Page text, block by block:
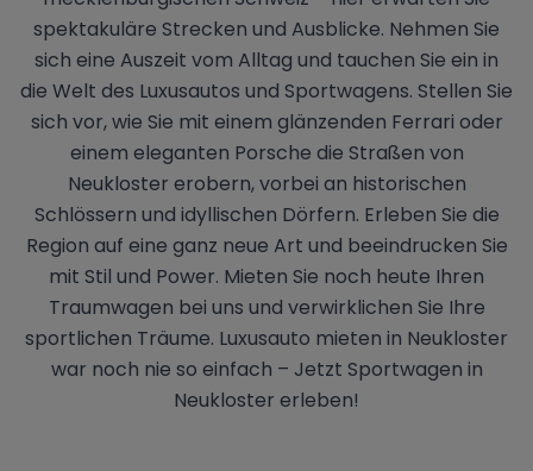
spektakuläre Strecken und Ausblicke. Nehmen Sie
sich eine Auszeit vom Alltag und tauchen Sie ein in
die Welt des Luxusautos und Sportwagens. Stellen Sie
sich vor, wie Sie mit einem glänzenden Ferrari oder
einem eleganten Porsche die Straßen von
Neukloster erobern, vorbei an historischen
Schlössern und idyllischen Dörfern. Erleben Sie die
Region auf eine ganz neue Art und beeindrucken Sie
mit Stil und Power. Mieten Sie noch heute Ihren
Traumwagen bei uns und verwirklichen Sie Ihre
sportlichen Träume. Luxusauto mieten in Neukloster
war noch nie so einfach – Jetzt Sportwagen in
Neukloster erleben!